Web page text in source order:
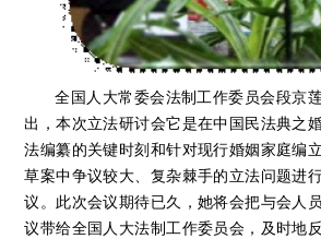
全国人大常委会法制工作委员会段京
出，本次立法研讨会它是在中国民法典之
法编纂的关键时刻和针对现行婚姻家庭编
草案中争议较大、复杂棘手的立法问题进
议。此次会议期待已久，她将会把与会人
议带给全国人大法制工作委员会，及时地